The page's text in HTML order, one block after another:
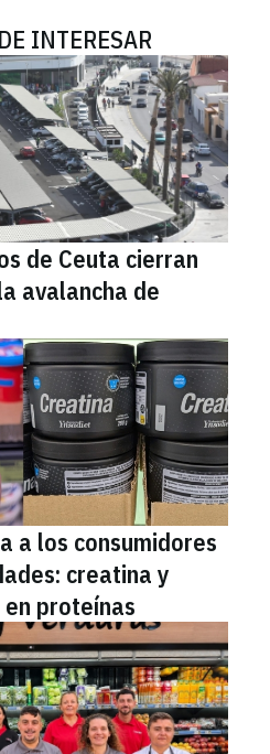
INTERESAR
de Ceuta cierran
avalancha de
a los consumidores
creatina y
proteínas